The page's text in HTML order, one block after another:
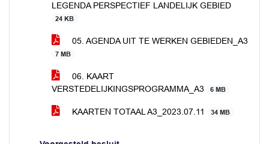
LEGENDA PERSPECTIEF LANDELIJK GEBIED
24 KB
05. AGENDA UIT TE WERKEN GEBIEDEN_A3
7 MB
06. KAART
VERSTEDELIJKINGSPROGRAMMA_A3
6 MB
KAARTEN TOTAAL A3_2023.07.11 34 MB